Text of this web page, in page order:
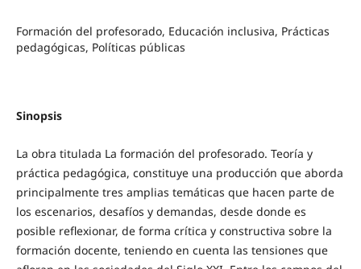
Formación del profesorado, Educación inclusiva, Prácticas
pedagógicas, Políticas públicas
Sinopsis
La obra titulada La formación del profesorado. Teoría y
práctica pedagógica, constituye una producción que aborda
principalmente tres amplias temáticas que hacen parte de
los escenarios, desafíos y demandas, desde donde es
posible reflexionar, de forma crítica y constructiva sobre la
formación docente, teniendo en cuenta las tensiones que